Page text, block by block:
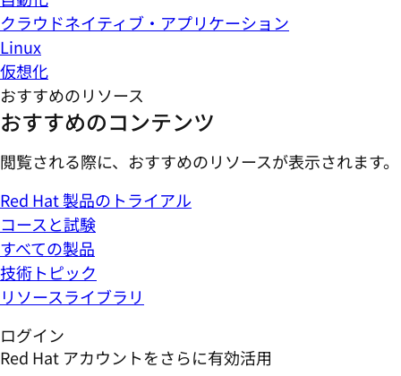
クラウドネイティブ・アプリケーション
Linux
仮想化
おすすめのリソース
おすすめのコンテンツ
閲覧される際に、おすすめのリソースが表示されます。
Red Hat 製品のトライアル
コースと試験
すべての製品
技術トピック
リソースライブラリ
ログイン
Red Hat アカウントをさらに有効活用